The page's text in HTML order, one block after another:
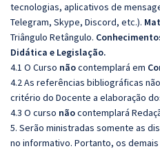
tecnologias, aplicativos de
Telegram, Skype, Discord, etc.).
Triângulo Retângulo.
Didática e Legislação.
4.1 O Curso nãocontemplará em
4.2 As referências bibliográficas
critério do Docente a elaboração
4.3 O curso nãocontemplará
5. Serão ministradas somente as
no informativo. Portanto, os